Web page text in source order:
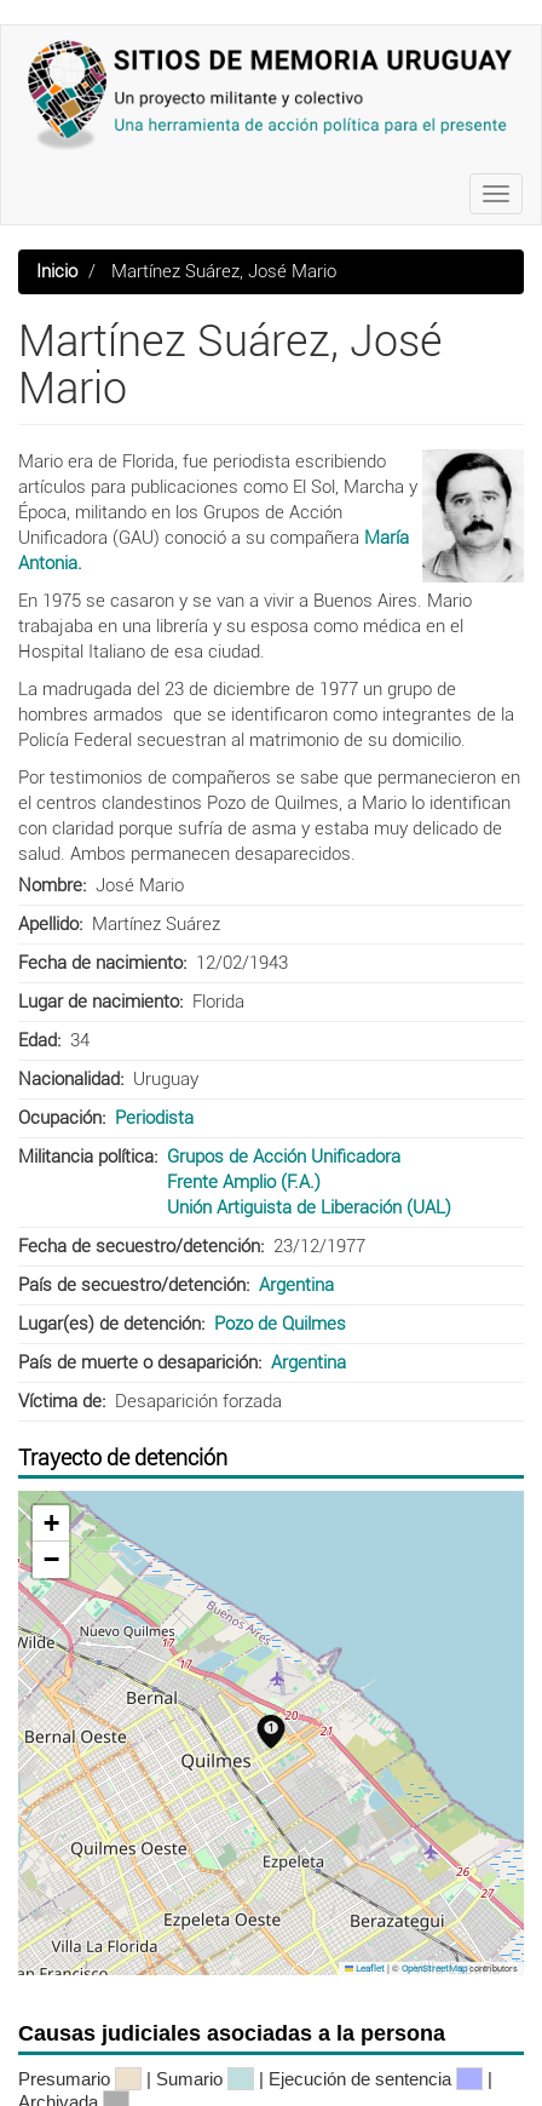
contenido
principal
Inicio Martínez Suárez, José Mario
Martínez Suárez, José
Mario
Mario era de Florida, fue periodista escribiendo
artículos para publicaciones como El Sol, Marcha y
Época, militando en los Grupos de Acción
Unificadora (GAU) conoció a su compañera María
Antonia.
En 1975 se casaron y se van a vivir a Buenos Aires. Mario
trabajaba en una librería y su esposa como médica en el
Hospital Italiano de esa ciudad.
La madrugada del 23 de diciembre de 1977 un grupo de
hombres armados que se identificaron como integrantes de la
Policía Federal secuestran al matrimonio de su domicilio.
Por testimonios de compañeros se sabe que permanecieron en
el centros clandestinos Pozo de Quilmes, a Mario lo identifican
con claridad porque sufría de asma y estaba muy delicado de
salud. Ambos permanecen desaparecidos.
Nombre
José Mario
Apellido
Martínez Suárez
Fecha de nacimiento
12/02/1943
Lugar de nacimiento
Florida
Edad
34
Nacionalidad
Uruguay
Ocupación
Periodista
Militancia política
Grupos de Acción Unificadora
Frente Amplio (F.A.)
Unión Artiguista de Liberación (UAL)
Fecha de secuestro/detención
23/12/1977
País de secuestro/detención
Argentina
Lugar(es) de detención
Pozo de Quilmes
País de muerte o desaparición
Argentina
Víctima de
Desaparición forzada
Trayecto de detención
+
−
Leaflet |© OpenStreetMapcontributors
Causas judiciales asociadas a la persona
Presumario | Sumario | Ejecución de sentencia
|
Archivada